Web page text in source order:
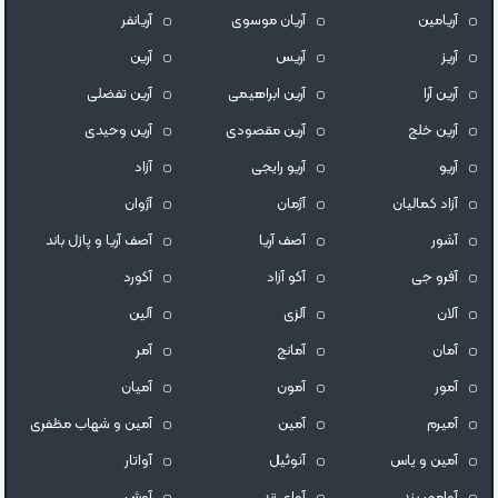
آریامین
آریان موسوی
آریانفر
آریز
آریس
آرین
آرین آرا
آرین ابراهیمی
آرین تفضلی
آرین خلج
آرین مقصودی
آرین وحیدی
آریو
آریو رایجی
آزاد
آزاد کمالیان
آژمان
آژوان
آشور
آصف آریا
آصف آریا و پازل باند
آفرو جی
آکو آزاد
آکورد
آلان
آلزی
آلین
آمان
آمانج
آمر
آمور
آمون
آمیان
آمیرم
آمین
آمین و شهاب مظفری
آمین و یاس
آنوئیل
آواتار